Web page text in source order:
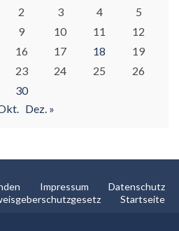
2 3 4
5
9 10 11
12
16 17 18
19
23 24 25
26
30
Dez. »
Impressum
Datenschutz
Startseite